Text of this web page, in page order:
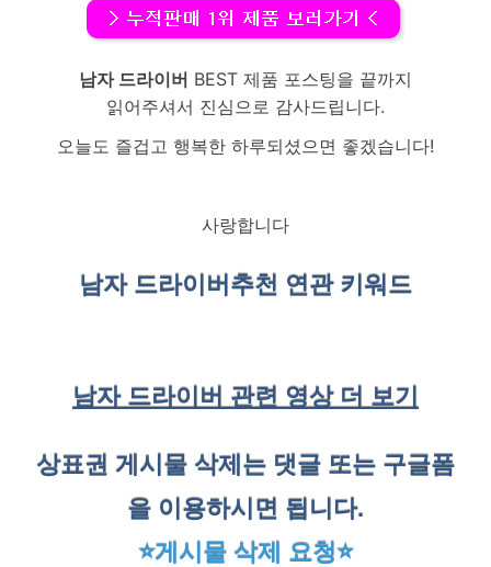
남자 드라이버 BEST 제품 포스팅을 끝까지
읽어주셔서 진심으로 감사드립니다.
오늘도 즐겁고 행복한 하루되셨으면 좋겠습니다!
사랑합니다
남자 드라이버 추천 연관 키워드
남자 드라이버 관련 영상 더 보기
상표권 게시물 삭제는 댓글 또는 구글폼
을 이용하시면 됩니다.
⭐게시물 삭제 요청⭐